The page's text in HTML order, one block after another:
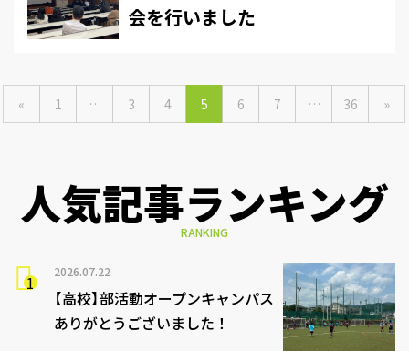
会を行いました
« 1 … 3 4 5 6 7 … 36 »
人気記事ランキング
RANKING
2026.07.22
【高校】部活動オープンキャンパス
ありがとうございました！